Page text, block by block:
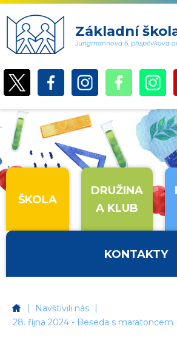
Základní
Jungmannova 6, příspěvková
ŠKOLA
DRUŽINA
A KLUB
KONTAKTY
Základní škola Jihlava, Jungmannova
| Navštívili nás
|
28. října 2024 - Beseda s